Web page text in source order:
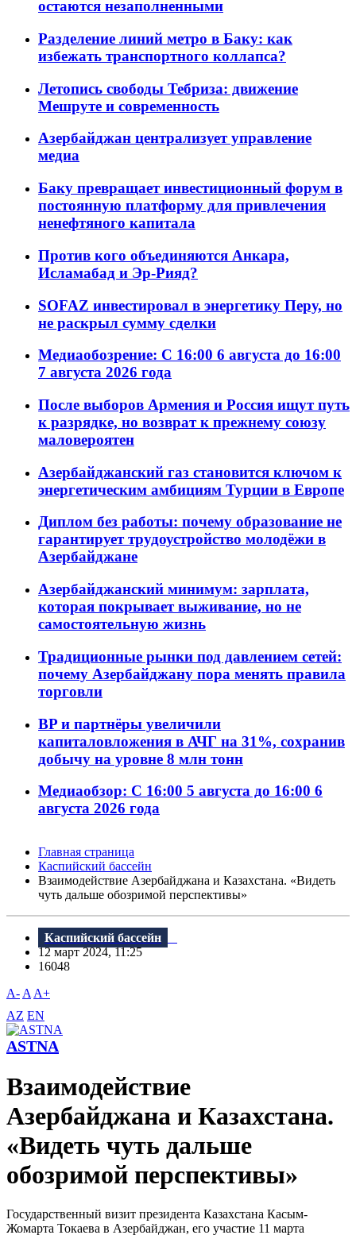
остаются незаполненными
Разделение линий метро в Баку: как
избежать транспортного коллапса?
Летопись свободы Тебриза: движение
Мешруте и современность
Азербайджан централизует управление
медиа
Баку превращает инвестиционный форум в
постоянную платформу для привлечения
ненефтяного капитала
Против кого объединяются Анкара,
Исламабад и Эр-Рияд?
SOFAZ инвестировал в энергетику Перу, но
не раскрыл сумму сделки
Медиаобозрение: С 16:00 6 августа до 16:00
7 августа 2026 года
После выборов Армения и Россия ищут путь
к разрядке, но возврат к прежнему союзу
маловероятен
Азербайджанский газ становится ключом к
энергетическим амбициям Турции в Европе
Диплом без работы: почему образование не
гарантирует трудоустройство молодёжи в
Азербайджане
Азербайджанский минимум: зарплата,
которая покрывает выживание, но не
самостоятельную жизнь
Традиционные рынки под давлением сетей:
почему Азербайджану пора менять правила
торговли
BP и партнёры увеличили
капиталовложения в АЧГ на 31%, сохранив
добычу на уровне 8 млн тонн
Медиаобзор: С 16:00 5 августа до 16:00 6
августа 2026 года
Главная страница
Каспийский бассейн
Взаимодействие Азербайджана и Казахстана. «Видеть
чуть дальше обозримой перспективы»
Каспийский бассейн
12 март 2024, 11:25
16048
A- A A+
AZ EN
ASTNA
Взаимодействие
Азербайджана и Казахстана.
«Видеть чуть дальше
обозримой перспективы»
Государственный визит президента Казахстана Касым-
Жомарта Токаева в Азербайджан, его участие 11 марта